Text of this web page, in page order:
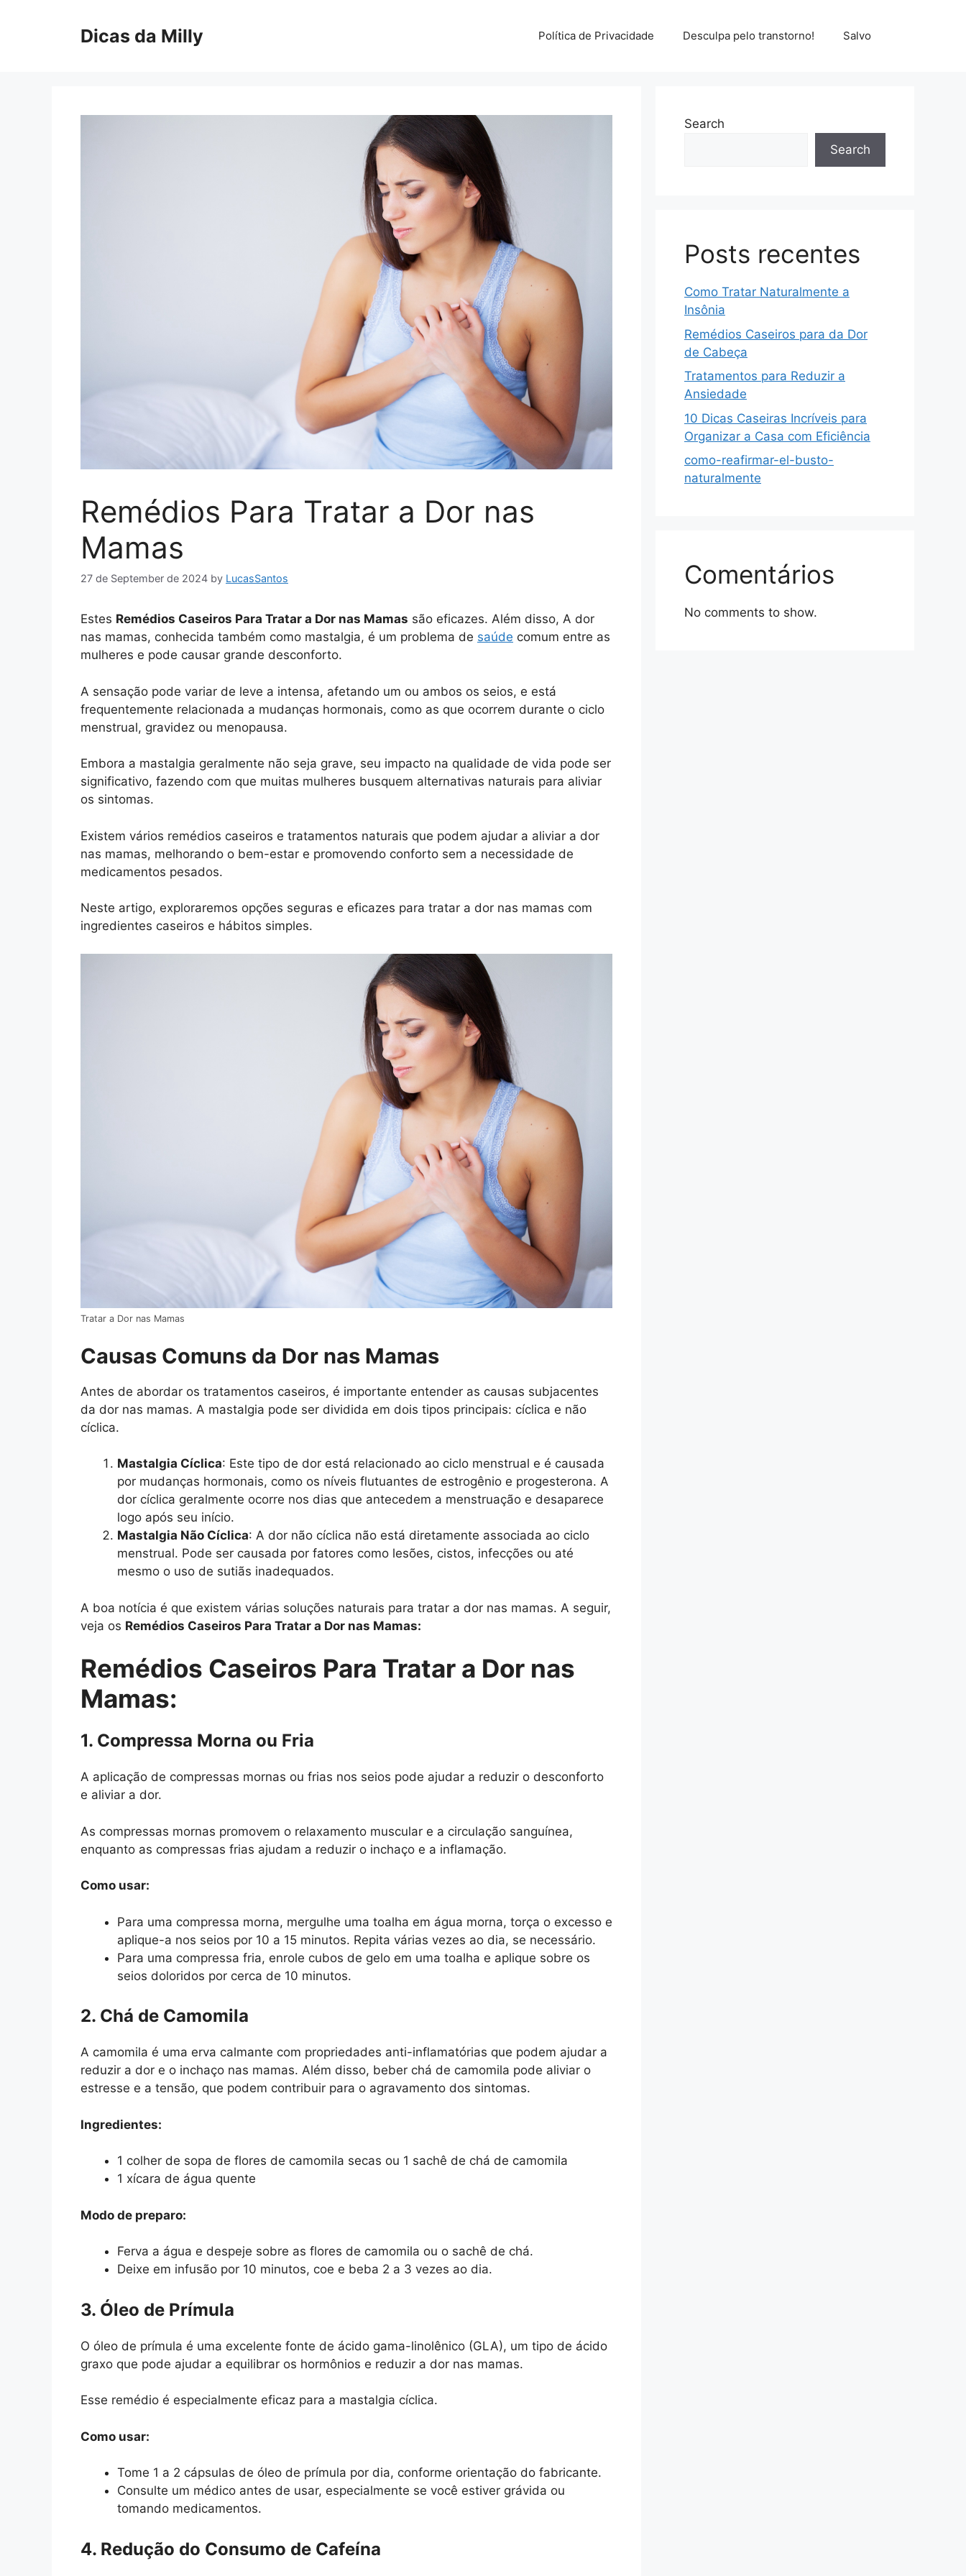
Dicas da Milly Política de Privacidade Desculpa pelo transtorno! Salvo
Remédios Para Tratar a Dor nas
Mamas
27 de September de 2024 by LucasSantos
Estes Remédios Caseiros Para Tratar a Dor nas Mamas são eficazes. Além disso, A dor
nas mamas, conhecida também como mastalgia, é um problema de saúde comum entre as
mulheres e pode causar grande desconforto.
A sensação pode variar de leve a intensa, afetando um ou ambos os seios, e está
frequentemente relacionada a mudanças hormonais, como as que ocorrem durante o ciclo
menstrual, gravidez ou menopausa.
Embora a mastalgia geralmente não seja grave, seu impacto na qualidade de vida pode ser
significativo, fazendo com que muitas mulheres busquem alternativas naturais para aliviar
os sintomas.
Existem vários remédios caseiros e tratamentos naturais que podem ajudar a aliviar a dor
nas mamas, melhorando o bem-estar e promovendo conforto sem a necessidade de
medicamentos pesados.
Neste artigo, exploraremos opções seguras e eficazes para tratar a dor nas mamas com
ingredientes caseiros e hábitos simples.
Tratar a Dor nas Mamas
Causas Comuns da Dor nas Mamas
Antes de abordar os tratamentos caseiros, é importante entender as causas subjacentes
da dor nas mamas. A mastalgia pode ser dividida em dois tipos principais: cíclica e não
cíclica.
Mastalgia Cíclica: Este tipo de dor está relacionado ao ciclo menstrual e é causada
por mudanças hormonais, como os níveis flutuantes de estrogênio e progesterona. A
dor cíclica geralmente ocorre nos dias que antecedem a menstruação e desaparece
logo após seu início.
Mastalgia Não Cíclica: A dor não cíclica não está diretamente associada ao ciclo
menstrual. Pode ser causada por fatores como lesões, cistos, infecções ou até
mesmo o uso de sutiãs inadequados.
A boa notícia é que existem várias soluções naturais para tratar a dor nas mamas. A seguir,
veja os Remédios Caseiros Para Tratar a Dor nas Mamas:
Remédios Caseiros Para Tratar a Dor nas
Mamas:
1. Compressa Morna ou Fria
A aplicação de compressas mornas ou frias nos seios pode ajudar a reduzir o desconforto
e aliviar a dor.
As compressas mornas promovem o relaxamento muscular e a circulação sanguínea,
enquanto as compressas frias ajudam a reduzir o inchaço e a inflamação.
Como usar:
Para uma compressa morna, mergulhe uma toalha em água morna, torça o excesso e
aplique-a nos seios por 10 a 15 minutos. Repita várias vezes ao dia, se necessário.
Para uma compressa fria, enrole cubos de gelo em uma toalha e aplique sobre os
seios doloridos por cerca de 10 minutos.
2. Chá de Camomila
A camomila é uma erva calmante com propriedades anti-inflamatórias que podem ajudar a
reduzir a dor e o inchaço nas mamas. Além disso, beber chá de camomila pode aliviar o
estresse e a tensão, que podem contribuir para o agravamento dos sintomas.
Ingredientes:
1 colher de sopa de flores de camomila secas ou 1 sachê de chá de camomila
1 xícara de água quente
Modo de preparo:
Ferva a água e despeje sobre as flores de camomila ou o sachê de chá.
Deixe em infusão por 10 minutos, coe e beba 2 a 3 vezes ao dia.
3. Óleo de Prímula
O óleo de prímula é uma excelente fonte de ácido gama-linolênico (GLA), um tipo de ácido
graxo que pode ajudar a equilibrar os hormônios e reduzir a dor nas mamas.
Esse remédio é especialmente eficaz para a mastalgia cíclica.
Como usar:
Tome 1 a 2 cápsulas de óleo de prímula por dia, conforme orientação do fabricante.
Consulte um médico antes de usar, especialmente se você estiver grávida ou
tomando medicamentos.
4. Redução do Consumo de Cafeína
Search
Search
Posts recentes
Como Tratar Naturalmente a
Insônia
Remédios Caseiros para da Dor
de Cabeça
Tratamentos para Reduzir a
Ansiedade
10 Dicas Caseiras Incríveis para
Organizar a Casa com Eficiência
como-reafirmar-el-busto-
naturalmente
Comentários
No comments to show.